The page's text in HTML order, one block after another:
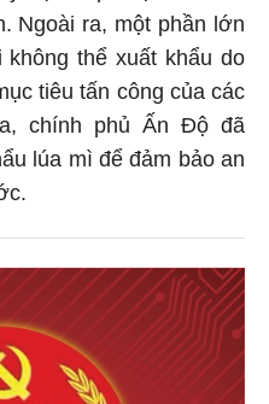
Ngoài ra, một phần lớn
thể xuất khẩu do
tiêu tấn công của các
chính phủ Ấn Độ đã
lúa mì để đảm bảo an